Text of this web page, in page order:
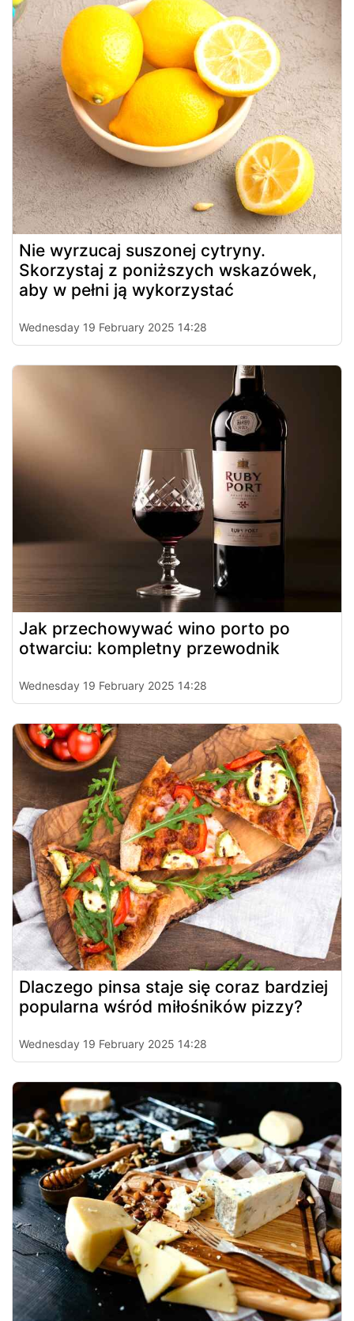
Nie wyrzucaj suszonej cytryny.
Skorzystaj z poniższych wskazówek,
aby w pełni ją wykorzystać
Wednesday 19 February 2025 14:28
Jak przechowywać wino porto po
otwarciu: kompletny przewodnik
Wednesday 19 February 2025 14:28
Dlaczego pinsa staje się coraz bardziej
popularna wśród miłośników pizzy?
Wednesday 19 February 2025 14:28